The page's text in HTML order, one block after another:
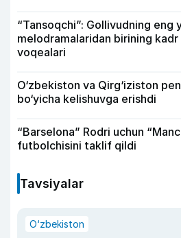
“Tansoqchi”: Gollivudning eng
melodramalaridan birining
voqealari
O‘zbekiston va Qirg‘iziston
bo‘yicha kelishuvga erishdi
“Barselona” Rodri uchun
futbolchisini taklif qildi
Tavsiyalar
O‘zbekiston